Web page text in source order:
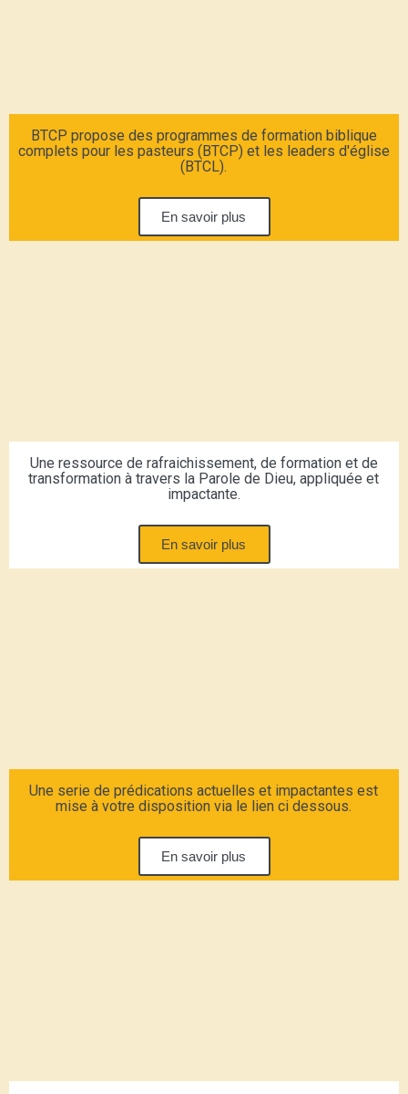
BTCP propose des programmes de formation biblique
complets pour les pasteurs (BTCP) et les leaders d'église
(BTCL).
En savoir plus
Une ressource de rafraichissement, de formation et de
transformation à travers la Parole de Dieu, appliquée et
impactante.
En savoir plus
Une serie de prédications actuelles et impactantes est
mise à votre disposition via le lien ci dessous.
En savoir plus